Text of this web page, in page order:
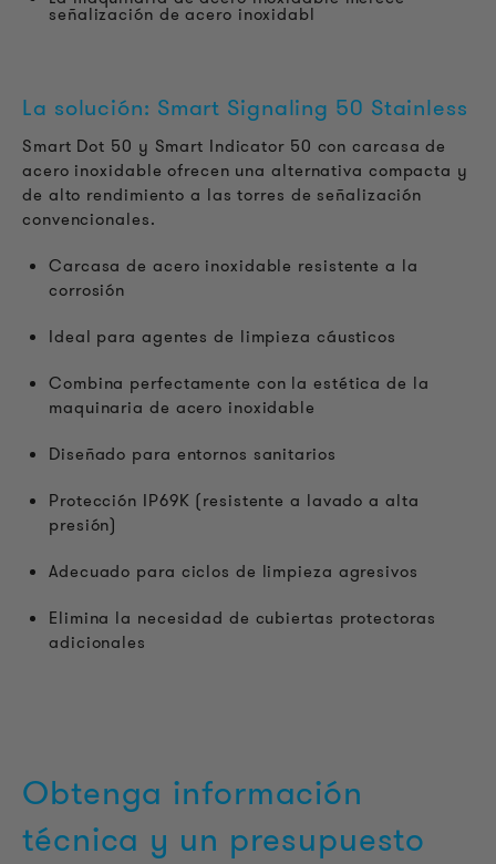
señalización de acero inoxidabl
La solución: Smart Signaling 50 Stainless
Smart Dot 50 y Smart Indicator 50 con carcasa de
acero inoxidable ofrecen una alternativa compacta y
de alto rendimiento a las torres de señalización
convencionales.
Carcasa de acero inoxidable resistente a la
corrosión
Ideal para agentes de limpieza cáusticos
Combina perfectamente con la estética de la
maquinaria de acero inoxidable
Diseñado para entornos sanitarios
Protección IP69K (resistente a lavado a alta
presión)
Adecuado para ciclos de limpieza agresivos
Elimina la necesidad de cubiertas protectoras
adicionales
Obtenga información
técnica y un presupuesto